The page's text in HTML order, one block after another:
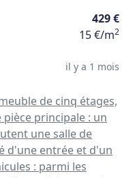
429 €
15 €/m2
il y a 1 mois
de cinq étages,
principale : un
une salle de
d'une entrée et d'un
: parmi les